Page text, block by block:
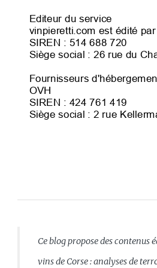
Ce blog propose des contenus
vins de Corse : analyses de